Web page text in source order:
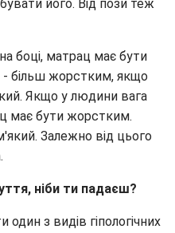
його. Від пози теж
боці, матрац має бути
- більш жорстким, якщо
Якщо у людини вага
має бути жорстким.
Залежно від цього
ніби ти падаєш?
з видів гіпологічних